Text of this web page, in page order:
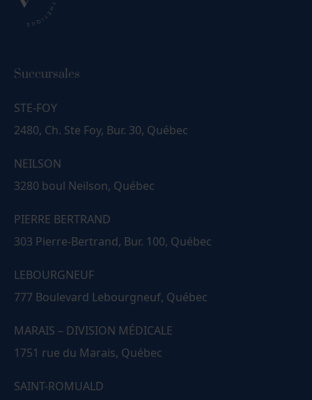
Succursales
STE-FOY
2480, Ch. Ste Foy, Bur. 30, Québec
NEILSON
3280 boul Neilson, Québec
PIERRE BERTRAND
303 Pierre-Bertrand, Bur. 100, Québec
LEBOURGNEUF
777 Boulevard Lebourgneuf, Québec
MARAIS – DIVISION MÉDICALE
1751 rue du Marais, Québec
SAINT-ROMUALD